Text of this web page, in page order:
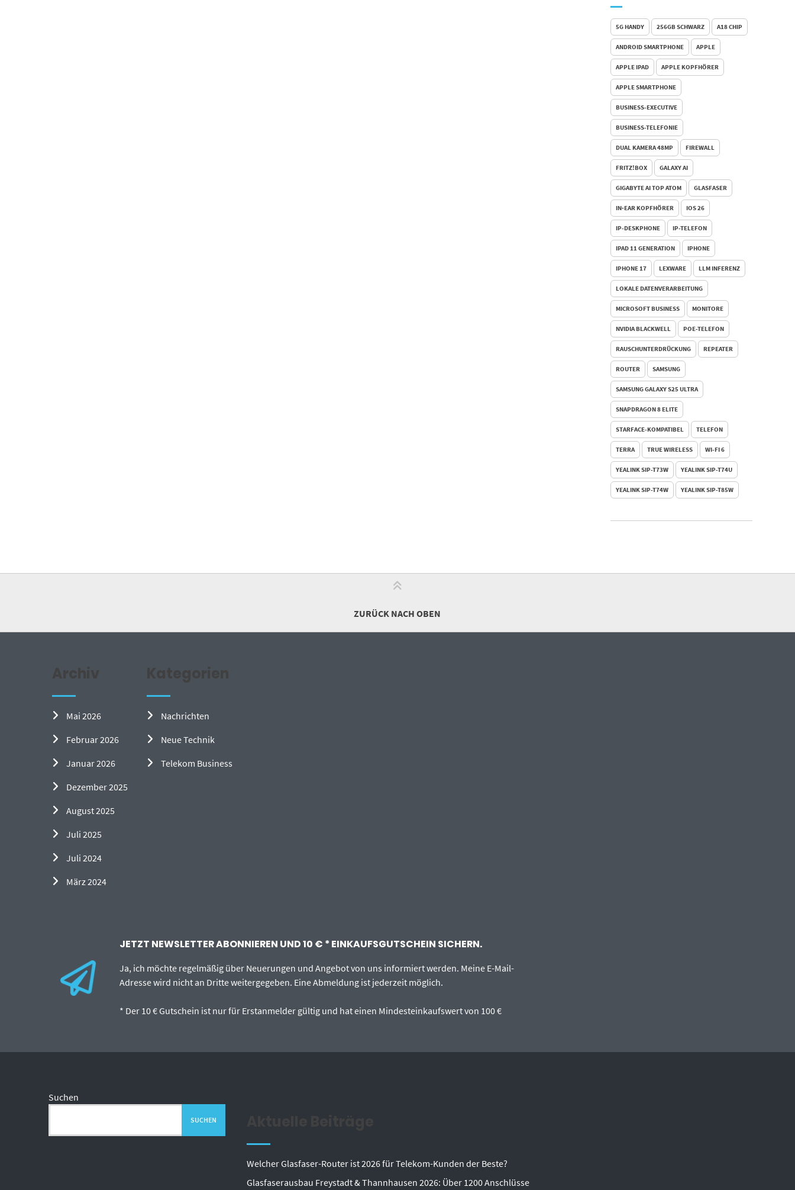
5G HANDY 256GB SCHWARZ A18 CHIP
ANDROID SMARTPHONE APPLE
APPLE IPAD APPLE KOPFHÖRER
APPLE SMARTPHONE
BUSINESS-EXECUTIVE
BUSINESS-TELEFONIE
DUAL KAMERA 48MP FIREWALL
FRITZ!BOX GALAXY AI
GIGABYTE AI TOP ATOM GLASFASER
IN‑EAR KOPFHÖRER IOS 26
IP-DESKPHONE IP-TELEFON
IPAD 11 GENERATION IPHONE
IPHONE 17 LEXWARE LLM INFERENZ
LOKALE DATENVERARBEITUNG
MICROSOFT BUSINESS MONITORE
NVIDIA BLACKWELL POE-TELEFON
RAUSCHUNTERDRÜCKUNG REPEATER
ROUTER SAMSUNG
SAMSUNG GALAXY S25 ULTRA
SNAPDRAGON 8 ELITE
STARFACE-KOMPATIBEL TELEFON
TERRA TRUE WIRELESS WI-FI 6
YEALINK SIP-T73W YEALINK SIP-T74U
YEALINK SIP-T74W YEALINK SIP-T85W
ZURÜCK NACH OBEN
Archiv
Mai 2026
Februar 2026
Januar 2026
Dezember 2025
August 2025
Juli 2025
Juli 2024
März 2024
Kategorien
Nachrichten
Neue Technik
Telekom Business
JETZT NEWSLETTER ABONNIEREN UND 10 € * EINKAUFSGUTSCHEIN SICHERN.
Ja, ich möchte regelmäßig über Neuerungen und Angebot von uns informiert werden. Meine E-Mail-
Adresse wird nicht an Dritte weitergegeben. Eine Abmeldung ist jederzeit möglich.
* Der 10 € Gutschein ist nur für Erstanmelder gültig und hat einen Mindesteinkaufswert von 100 €
Suchen
SUCHEN
Welcher Glasfaser-Router ist 2026 für Telekom-Kunden der Beste?
Glasfaserausbau Freystadt & Thannhausen 2026: Über 1200 Anschlüsse